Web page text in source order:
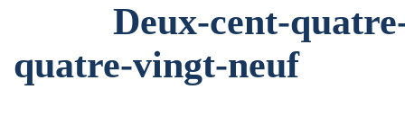
Deux-cent-quatre-
quatre-vingt-neuf